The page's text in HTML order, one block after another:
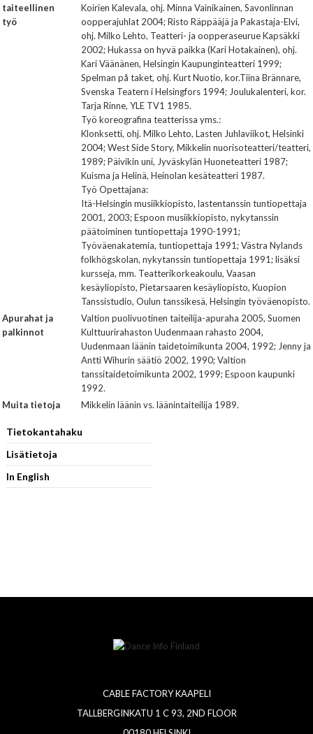
taiteellinen
työ
Koirien Kalevala, ohj. Minna Vainikainen, Savonlinnan
oopperajuhlat 2004; Risto Räppääjä ja Pakastaja-Elvi,
ohj. Milko Lehto, Teatteri- ja oopperaseurue Kapsäkki
2002; Hukassa on hyvä paikka (Kari Hotakainen), ohj.
Kari Väänänen, Helsingin Kaupunginteatteri 1999;
Spelman på taket, ohj. Kurt Nuotio, kor.Tiina Brännare,
Svenska Teatern i Helsingfors 1994; Joulukalenteri, kor.
Tarja Rinne, YLE TV1 1985.
Työ koreografina teatterissa yms.:
Klonksetti, ohj. Milko Lehto, Lasten Juhlaviikot, Helsinki
2004; West Side Story, Mikkelin nuorisoteatteri/teatteri,
1989; Päivikin uni, Jyväskylän Huoneteatteri 1987;
Kuisma ja Helinä, Heinolan kesäteatteri 1987.
Työ Opettajana:
Itä-Helsingin musiikkiopisto, lastentanssin tuntiopettaja
2001, 2003; Espoon musiikkiopisto, nykytanssin
päätoiminen tuntiopettaja 1990-1991;
Työväenakatemia, tuntiopettaja 1991; Västra Nylands
folkhögskolan, nykytanssin tuntiopettaja 1991; lisäksi
kursseja, mm. Teatterikorkeakoulu, Vaasan
kesäyliopisto, Pietarsaaren kesäyliopisto, Kuopion
Tanssistudio, Oulun tanssikesä, Helsingin työväenopisto.
Apurahat ja
palkinnot
Valtion puolivuotinen taiteilija-apuraha 2005, Suomen
Kulttuurirahaston Uudenmaan rahasto 2004,
Uudenmaan läänin taidetoimikunta 2004, 1992; Jenny ja
Antti Wihurin säätiö 2002, 1990; Valtion
tanssitaidetoimikunta 2002, 1999; Espoon kaupunki
1992.
Muita tietoja
Mikkelin läänin vs. läänintaiteilija 1989.
Tietokantahaku
Lisätietoja
In English
CABLE FACTORY KAAPELI
TALLBERGINKATU 1 C 93, 2ND FLOOR